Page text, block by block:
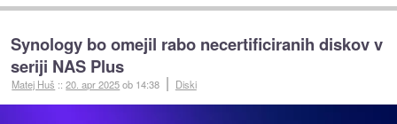
Synology bo omejil rabo necertificiranih diskov v
seriji NAS Plus
Matej Huš ::20. apr 2025ob 14:38 Diski